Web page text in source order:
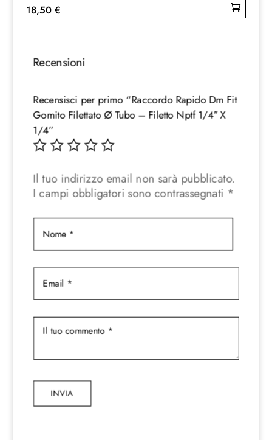
18,50 €
Recensioni
Recensisci per primo “Raccordo Rapido Dm Fit
Gomito Filettato Ø Tubo – Filetto Nptf 1/4″ X
1/4”
Il tuo indirizzo email non sarà pubblicato.
I campi obbligatori sono contrassegnati *
INVIA